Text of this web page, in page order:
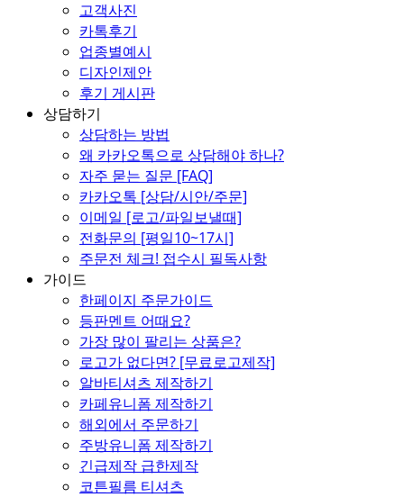
고객사진
카톡후기
업종별예시
디자인제안
후기 게시판
상담하기
상담하는 방법
왜 카카오톡으로 상담해야 하나?
자주 묻는 질문 [FAQ]
카카오톡 [상담/시안/주문]
이메일 [로고/파일보낼때]
전화문의 [평일10~17시]
주문전 체크! 접수시 필독사항
가이드
한페이지 주문가이드
등판멘트 어때요?
가장 많이 팔리는 상품은?
로고가 없다면? [무료로고제작]
알바티셔츠 제작하기
카페유니폼 제작하기
해외에서 주문하기
주방유니폼 제작하기
긴급제작 급한제작
코튼필름 티셔츠